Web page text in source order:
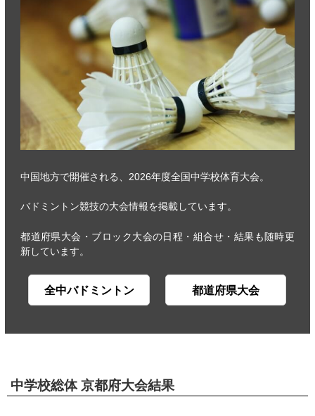
中国地方で開催される、2026年度全国中学校体育大会。
バドミントン競技の大会情報を掲載しています。
都道府県大会・ブロック大会の日程・組合せ・結果も随時更
新しています。
全中バドミントン 都道府県大会
中学校総体 京都府大会結果